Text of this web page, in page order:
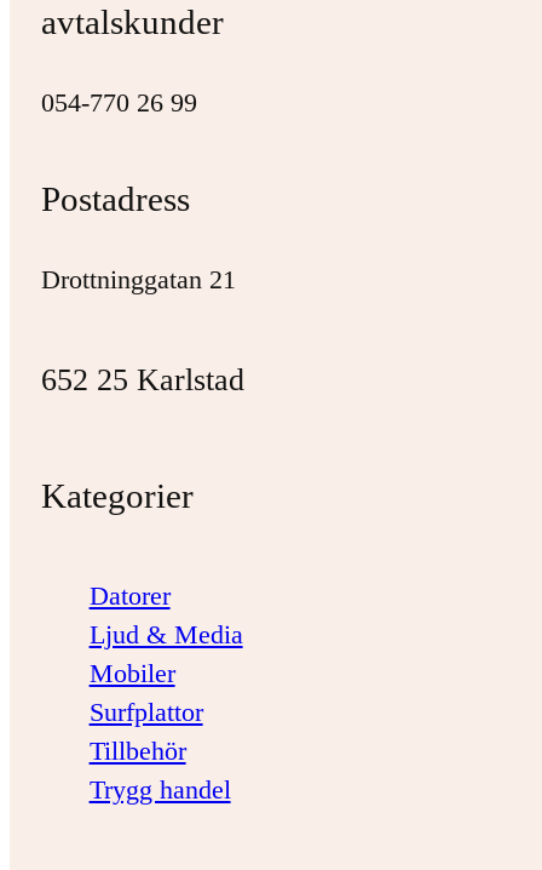
avtalskunder
054-770 26 99
Postadress
Drottninggatan 21
652 25 Karlstad
Kategorier
Datorer
Ljud & Media
Mobiler
Surfplattor
Tillbehör
Trygg handel